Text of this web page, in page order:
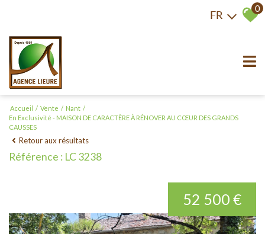
FR 0
Accueil Vente
Nant
En Exclusivité - MAISON DE CARACTÈRE À RÉNOVER AU CŒUR DES GRANDS
CAUSSES
Retour aux résultats
Référence : LC 3238
52 500 €